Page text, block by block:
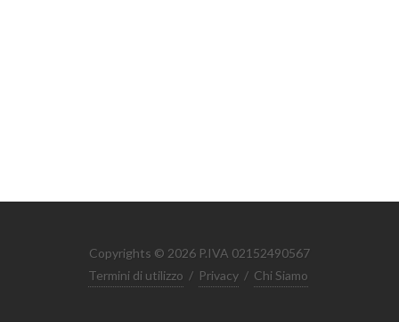
Copyrights © 2026 P.IVA 02152490567
Termini di utilizzo / Privacy / Chi Siamo